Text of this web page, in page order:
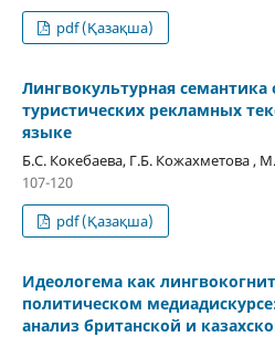
pdf (Қазақша)
Лингвокультурная
туристических рекламных
языке
Б.С. Кокебаева, Г.Б. Кожахметова ,
107-120
pdf (Қазақша)
Идеологема как
политическом
анализ британской и